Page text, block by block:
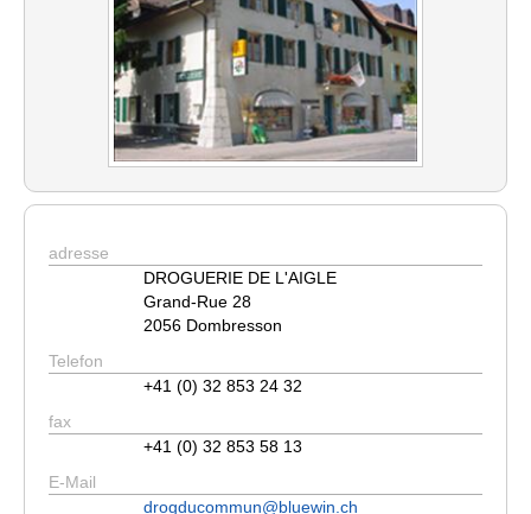
adresse
DROGUERIE DE L'AIGLE
Grand-Rue 28
2056 Dombresson
Telefon
+41 (0) 32 853 24 32
fax
+41 (0) 32 853 58 13
E-Mail
drogducommun@bluewin.ch